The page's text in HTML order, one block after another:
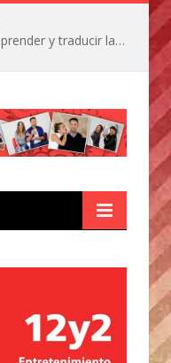
La IA está acercándonos a comprender y traducir las vocalizaciones y comportamientos de nuestras mascotas